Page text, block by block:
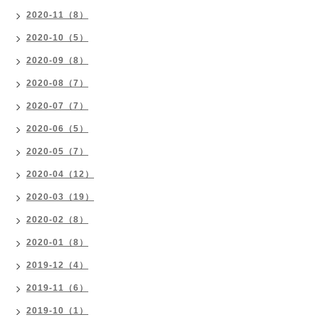
2020-11（8）
2020-10（5）
2020-09（8）
2020-08（7）
2020-07（7）
2020-06（5）
2020-05（7）
2020-04（12）
2020-03（19）
2020-02（8）
2020-01（8）
2019-12（4）
2019-11（6）
2019-10（1）